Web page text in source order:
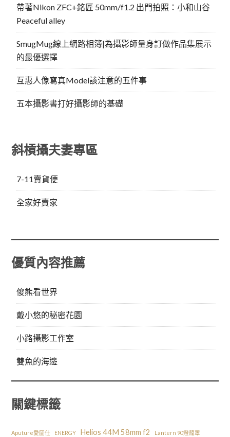
帶著Nikon ZFC+銘匠 50mm/f1.2 出門拍照：小和山谷
Peaceful alley
SmugMug線上網路相簿|為攝影師量身訂做作品集展示
的最優選擇
互惠人像寫真Model該注意的五件事
五本攝影書打好攝影師的基礎
斜槓攝夫妻專區
7-11賣貨便
全家好賣家
優質內容推薦
傻熊看世界
戴小悠的秘密花園
小路攝影工作室
雙魚的海邊
關鍵標籤
Aputure愛圖仕 ENERGY Helios 44M 58mm f2 Lantern 90燈籠罩